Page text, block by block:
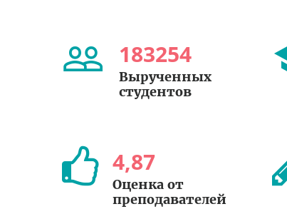
183254
Вырученных
студентов
4,87
Оценка от
преподавателей